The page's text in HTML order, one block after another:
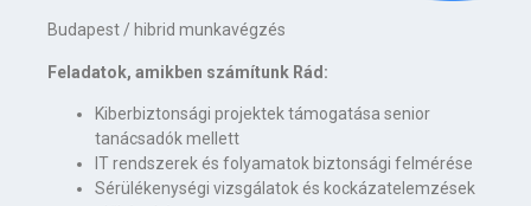
Budapest / hibrid munkavégzés
Feladatok, amikben számítunk Rád:
Kiberbiztonsági projektek támogatása senior
tanácsadók mellett
IT rendszerek és folyamatok biztonsági felmérése
Sérülékenységi vizsgálatok és kockázatelemzések